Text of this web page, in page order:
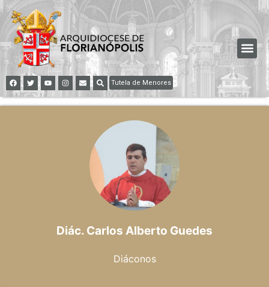
Tutela de Menores
Diác. Carlos Alberto Guedes
Diáconos